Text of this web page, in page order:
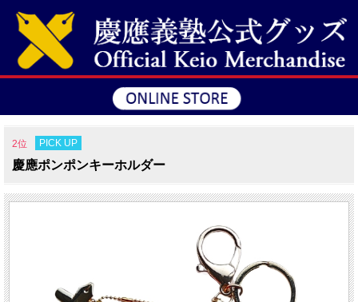
2位 PICK UP
慶應ポンポンキーホルダー